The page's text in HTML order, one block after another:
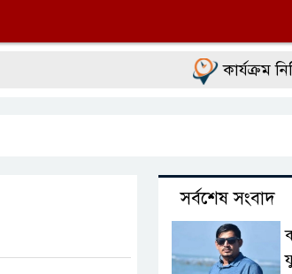
কার্যক্রম
সর্বশেষ সংবাদ